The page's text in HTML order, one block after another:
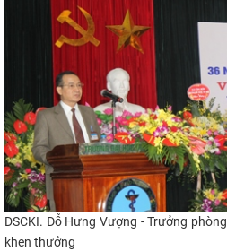
DSCKI. Đỗ Hưng Vượng - Trưởng
khen thưởng